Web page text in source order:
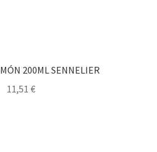
200ML SENNELIER
11,51 €